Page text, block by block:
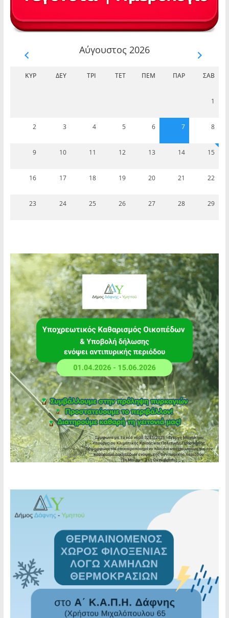
Αύγουστος 2026
ΚΥΡ ΔΕΥ ΤΡΊ ΤΕΤ ΠΈΜ ΠΑΡ ΣΆΒ
1
2 3 4 5 6 7 8
9 10 11 12 13 14 15
16 17 18 19 20 21 22
23 24 25 26 27 28 29